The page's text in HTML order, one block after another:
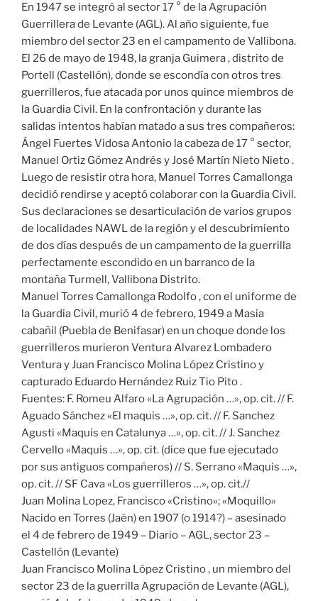
En 1947 se integró al sector 17 ° de la Agrupación
Guerrillera de Levante (AGL). Al año siguiente, fue
miembro del sector 23 en el campamento de Vallibona.
El 26 de mayo de 1948, la granja Guimera , distrito de
Portell (Castellón), donde se escondía con otros tres
guerrilleros, fue atacada por unos quince miembros de
la Guardia Civil. En la confrontación y durante las
salidas intentos habían matado a sus tres compañeros:
Ángel Fuertes Vidosa Antonio la cabeza de 17 ° sector,
Manuel Ortiz Gómez Andrés y José Martín Nieto Nieto .
Luego de resistir otra hora, Manuel Torres Camallonga
decidió rendirse y aceptó colaborar con la Guardia Civil.
Sus declaraciones se desarticulación de varios grupos
de localidades NAWL de la región y el descubrimiento
de dos días después de un campamento de la guerrilla
perfectamente escondido en un barranco de la
montaña Turmell, Vallibona Distrito.
Manuel Torres Camallonga Rodolfo , con el uniforme de
la Guardia Civil, murió 4 de febrero, 1949 a Masia
cabañil (Puebla de Benifasar) en un choque donde los
guerrilleros murieron Ventura Alvarez Lombadero
Ventura y Juan Francisco Molina López Cristino y
capturado Eduardo Hernández Ruiz Tio Pito .
Fuentes: F. Romeu Alfaro «La Agrupación …», op. cit. // F.
Aguado Sánchez «El maquis …», op. cit. // F. Sanchez
Agusti «Maquis en Catalunya …», op. cit. // J. Sanchez
Cervello «Maquis …», op. cit. (dice que fue ejecutado
por sus antiguos compañeros) // S. Serrano «Maquis …»,
op. cit. // SF Cava «Los guerrilleros …», op. cit.//
Juan Molina Lopez, Francisco «Cristino»; «Moquillo»
Nacido en Torres (Jaén) en 1907 (o 1914?) – asesinado
el 4 de febrero de 1949 – Diario – AGL, sector 23 –
Castellón (Levante)
Juan Francisco Molina López Cristino , un miembro del
sector 23 de la guerrilla Agrupación de Levante (AGL),